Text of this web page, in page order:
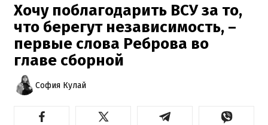
Хочу поблагодарить ВСУ за то,
что берегут независимость, –
первые слова Реброва во
главе сборной
София Кулай